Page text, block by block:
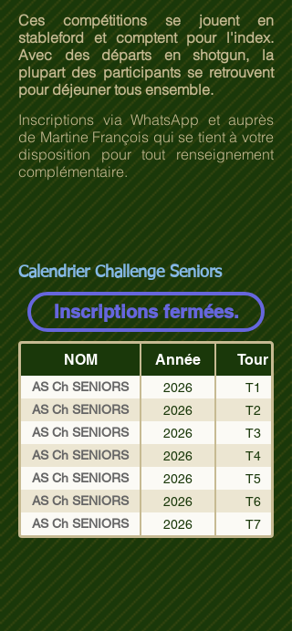
Ces compétitions se jouent en
stableford et comptent pour l'index.
Avec des départs en shotgun, la
plupart des participants se retrouvent
pour déjeuner tous ensemble.
Inscriptions via WhatsApp et auprès
de Martine François qui se tient à votre
disposition pour tout renseignement
complémentaire.
Calendrier Challenge Seniors
Inscriptions fermées.
NOM Année Tour
AS Ch SENIORS 2026
T1
AS Ch SENIORS
2026
T2
AS Ch SENIORS
2026
T3
AS Ch SENIORS
2026
T4
AS Ch SENIORS
2026
T5
AS Ch SENIORS
2026
T6
AS Ch SENIORS
2026 T7